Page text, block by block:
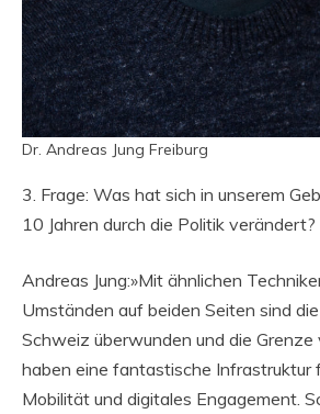
Dr. Andreas Jung Freiburg
3. Frage: Was hat sich in unserem
10 Jahren durch die Politik verändert?
Andreas Jung:»Mit ähnlichen
Umständen auf beiden Seiten sind
Schweiz überwunden und die
haben eine fantastische Infrastruktur
Mobilität und digitales Engagement.